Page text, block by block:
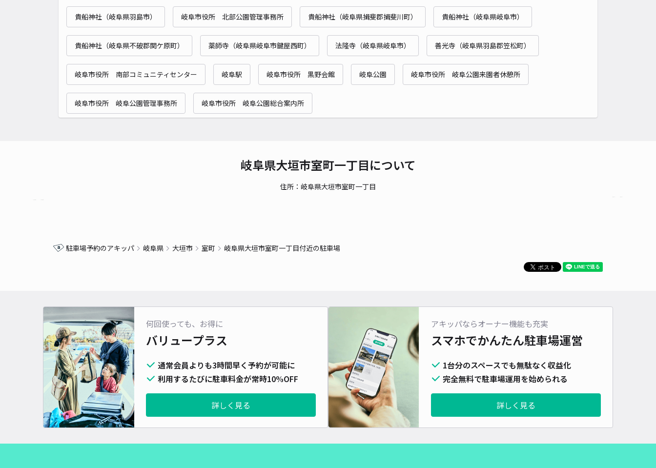
貴船神社（岐阜県羽島市） 岐阜市役所 北部公園管理事務所 貴船神社（岐阜県揖斐郡揖斐川町） 貴船神社（岐阜県岐阜市）
貴船神社（岐阜県不破郡関ケ原町） 薬師寺（岐阜県岐阜市鍵屋西町） 法隆寺（岐阜県岐阜市） 善光寺（岐阜県羽島郡笠松町）
岐阜市役所 南部コミュニティセンター 岐阜駅 岐阜市役所 黒野会館 岐阜公園 岐阜市役所 岐阜公園来園者休憩所
岐阜市役所 岐阜公園管理事務所 岐阜市役所 岐阜公園総合案内所
岐阜県大垣市室町一丁目について
住所：岐阜県大垣市室町一丁目
駐車場予約のアキッパ 岐阜県 大垣市 室町 岐阜県大垣市室町一丁目付近の駐車場
何回使っても、お得に
バリュープラス
通常会員よりも3時間早く予約が可能に
利用するたびに駐車料金が常時10%OFF
詳しく見る
アキッパならオーナー機能も充実
スマホでかんたん駐車場運営
1台分のスペースでも無駄なく収益化
完全無料で駐車場運用を始められる
詳しく見る